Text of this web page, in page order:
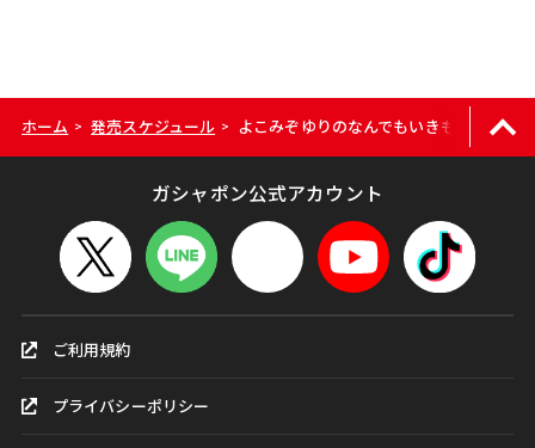
ホーム > 発売スケジュール > よこみぞゆりのなんでもいきもの ならぶ
ガシャポン公式アカウント
ご利用規約
プライバシーポリシー